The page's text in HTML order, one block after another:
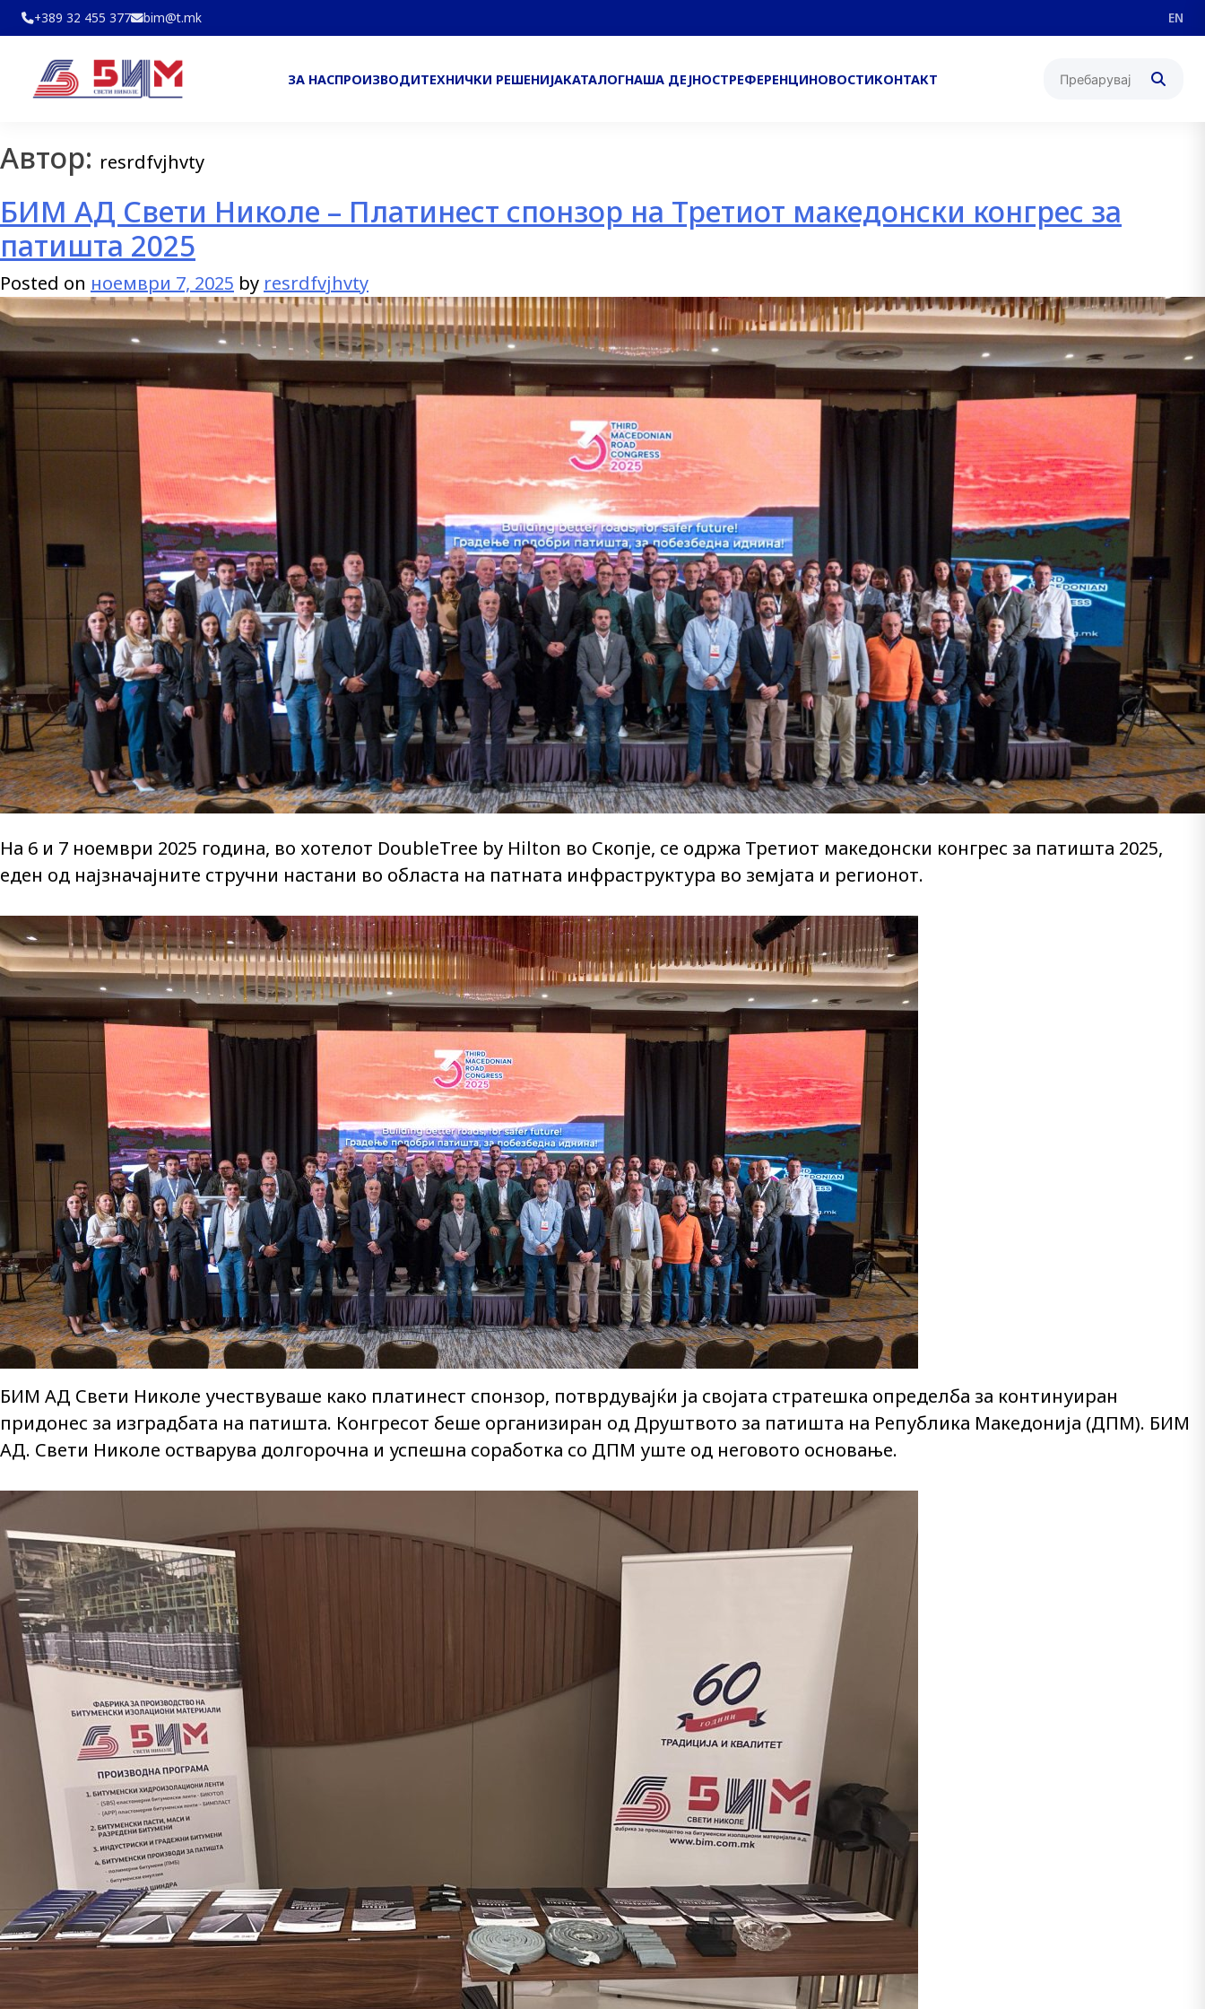
+389 32 455 377 bim@t.mk EN
ЗА НАСПРОИЗВОДИТЕХНИЧКИ РЕШЕНИЈАКАТАЛОГНАША ДЕЈНОСТРЕФЕРЕНЦИНОВОСТИКОНТАКТ
Автор: resrdfvjhvty
БИМ АД Свети Николе – Платинест спонзор на Третиот македонски конгрес за
патишта 2025
Posted on ноември 7, 2025 by resrdfvjhvty
На 6 и 7 ноември 2025 година, во хотелот DoubleTree by Hilton во Скопје, се одржа Третиот македонски конгрес за патишта 2025,
еден од најзначајните стручни настани во областа на патната инфраструктура во земјата и регионот.
БИМ АД Свети Николе учествуваше како платинест спонзор, потврдувајќи ја својата стратешка определба за континуиран
придонес за изградбата на патишта. Конгресот беше организиран од Друштвото за патишта на Република Македонија (ДПМ). БИМ
АД. Свети Николе остварува долгорочна и успешна соработка со ДПМ уште од неговото основање.